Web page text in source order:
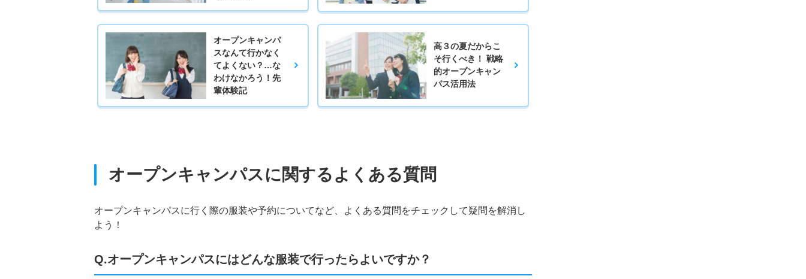
オープンキャンパ
スなんて行かなく
てよくない？…な
わけなかろう！先
輩体験記
高３の夏だからこ
そ行くべき！ 戦略
的オープンキャン
パス活用法
オープンキャンパスに関するよくある質問
オープンキャンパスに行く際の服装や予約についてなど、よくある質問をチェックして疑問を解消し
よう！
Q.オープンキャンパスにはどんな服装で行ったらよいですか？